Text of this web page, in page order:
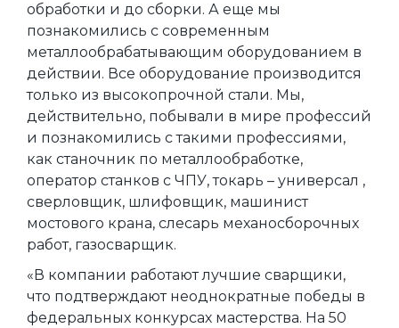
обработки и до сборки. А еще мы
познакомились с современным
металлообрабатывающим оборудованием в
действии. Все оборудование производится
только из высокопрочной стали. Мы,
действительно, побывали в мире профессий
и познакомились с такими профессиями,
как станочник по металлообработке,
оператор станков с ЧПУ, токарь – универсал ,
сверловщик, шлифовщик, машинист
мостового крана, слесарь механосборочных
работ, газосварщик.
«В компании работают лучшие сварщики,
что подтверждают неоднократные победы в
федеральных конкурсах мастерства. На 50